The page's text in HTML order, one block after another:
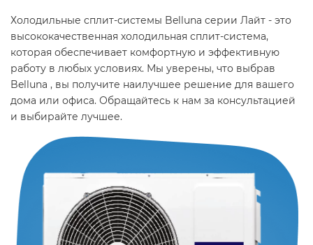
Холодильные сплит-системы Belluna серии Лайт - это
высококачественная холодильная сплит-система,
которая обеспечивает комфортную и эффективную
работу в любых условиях. Мы уверены, что выбрав
Belluna , вы получите наилучшее решение для вашего
дома или офиса. Обращайтесь к нам за консультацией
и выбирайте лучшее.